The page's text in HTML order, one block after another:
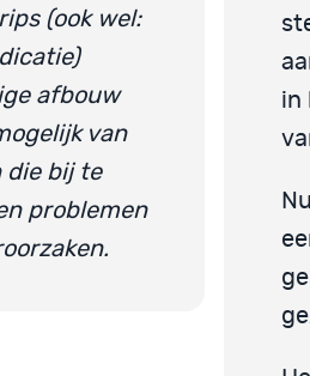
(ook wel:
afbouw
van
die bij te
problemen
in